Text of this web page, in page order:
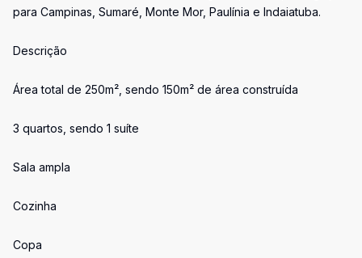
para Campinas, Sumaré, Monte Mor, Paulínia e Indaiatuba.
Descrição
Área total de 250m², sendo 150m² de área construída
3 quartos, sendo 1 suíte
Sala ampla
Cozinha
Copa